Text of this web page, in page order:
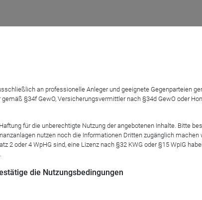
auf ihrer Vollversammlung (CIO-Day) jedes Quartal
teilen wir danach exklusiv mit Ihnen als Profi.
namentlich LIVE.
kurze *unverbindliche Produktidee: [wird noch
an professionelle Anleger und geeignete Gegenparteien
§34f GewO, Versicherungsvermittler nach §34d GewO oder
für die unberechtigte Nutzung der angebotenen Inhalte. Bitte
nutzen noch die Informationen Dritten zugänglich
2 oder 4 WpHG sind, eine Lizenz nach §32 KWG oder §15 WpIG
die Nutzungsbedingungen